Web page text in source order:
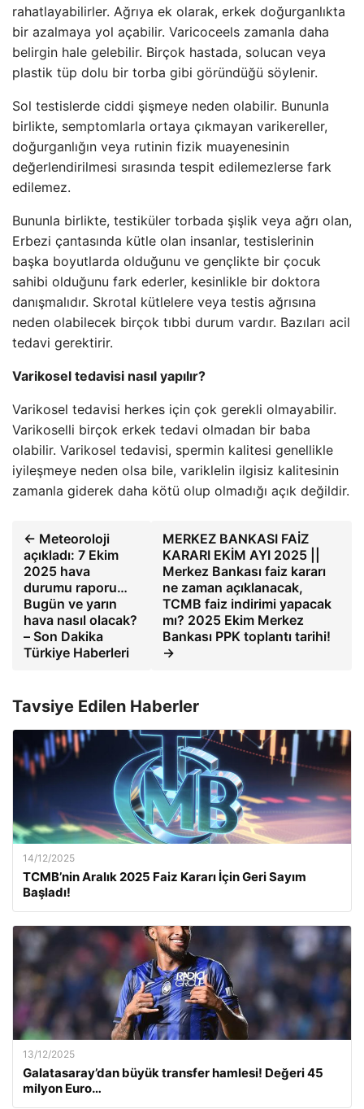
rahatlayabilirler. Ağrıya ek olarak, erkek doğurganlıkta
bir azalmaya yol açabilir. Varicoceels zamanla daha
belirgin hale gelebilir. Birçok hastada, solucan veya
plastik tüp dolu bir torba gibi göründüğü söylenir.
Sol testislerde ciddi şişmeye neden olabilir. Bununla
birlikte, semptomlarla ortaya çıkmayan varikereller,
doğurganlığın veya rutinin fizik muayenesinin
değerlendirilmesi sırasında tespit edilemezlerse fark
edilemez.
Bununla birlikte, testiküler torbada şişlik veya ağrı olan,
Erbezi çantasında kütle olan insanlar, testislerinin
başka boyutlarda olduğunu ve gençlikte bir çocuk
sahibi olduğunu fark ederler, kesinlikle bir doktora
danışmalıdır. Skrotal kütlelere veya testis ağrısına
neden olabilecek birçok tıbbi durum vardır. Bazıları acil
tedavi gerektirir.
Varikosel tedavisi nasıl yapılır?
Varikosel tedavisi herkes için çok gerekli olmayabilir.
Varikoselli birçok erkek tedavi olmadan bir baba
olabilir. Varikosel tedavisi, spermin kalitesi genellikle
iyileşmeye neden olsa bile, variklelin ilgisiz kalitesinin
zamanla giderek daha kötü olup olmadığı açık değildir.
← Meteoroloji
açıkladı: 7 Ekim
2025 hava
durumu raporu…
Bugün ve yarın
hava nasıl olacak?
– Son Dakika
Türkiye Haberleri
MERKEZ BANKASI FAİZ
KARARI EKİM AYI 2025 ||
Merkez Bankası faiz kararı
ne zaman açıklanacak,
TCMB faiz indirimi yapacak
mı? 2025 Ekim Merkez
Bankası PPK toplantı tarihi!
→
Tavsiye Edilen Haberler
14/12/2025
TCMB’nin Aralık 2025 Faiz Kararı İçin Geri Sayım
Başladı!
13/12/2025
Galatasaray’dan büyük transfer hamlesi! Değeri 45
milyon Euro…